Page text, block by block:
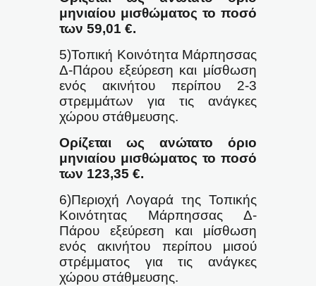
μηνιαίου μισθώματος το ποσό
των 59,01 €.
5)Τοπική Κοινότητα Μάρπησσας
Δ-Πάρου εξεύρεση και μίσθωση
ενός ακινήτου περίπου 2-3
στρεμμάτων για τις ανάγκες
χώρου στάθμευσης.
Ορίζεται ως ανώτατο όριο
μηνιαίου μισθώματος το ποσό
των 123,35 €.
6)Περιοχή Λογαρά της Τοπικής
Κοινότητας Μάρπησσας Δ-
Πάρου εξεύρεση και μίσθωση
ενός ακινήτου περίπου μισού
στρέμματος για τις ανάγκες
χώρου στάθμευσης.